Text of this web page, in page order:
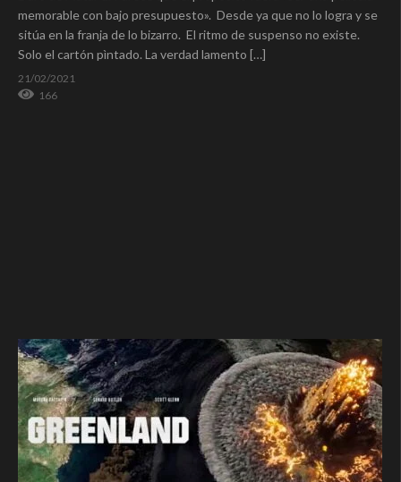
memorable con bajo presupuesto». Desde ya que no lo logra y se
sitúa en la franja de lo bizarro. El ritmo de suspenso no existe.
Solo el cartón pìntado. La verdad lamento […]
21/02/2021
166